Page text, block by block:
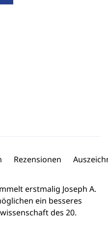
Rezensionen
erstmalig Joseph A.
ein besseres
des 20.